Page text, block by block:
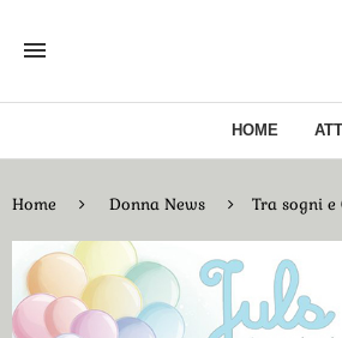
HOME
Home Donna News Tra sogni